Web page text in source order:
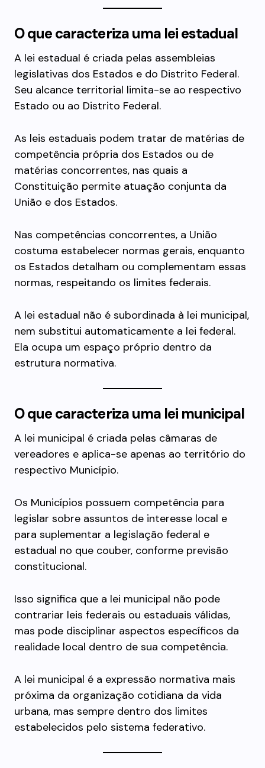
O que caracteriza uma lei estadual
A lei estadual é criada pelas assembleias
legislativas dos Estados e do Distrito Federal.
Seu alcance territorial limita-se ao respectivo
Estado ou ao Distrito Federal.
As leis estaduais podem tratar de matérias de
competência própria dos Estados ou de
matérias concorrentes, nas quais a
Constituição permite atuação conjunta da
União e dos Estados.
Nas competências concorrentes, a União
costuma estabelecer normas gerais, enquanto
os Estados detalham ou complementam essas
normas, respeitando os limites federais.
A lei estadual não é subordinada à lei municipal,
nem substitui automaticamente a lei federal.
Ela ocupa um espaço próprio dentro da
estrutura normativa.
O que caracteriza uma lei municipal
A lei municipal é criada pelas câmaras de
vereadores e aplica-se apenas ao território do
respectivo Município.
Os Municípios possuem competência para
legislar sobre assuntos de interesse local e
para suplementar a legislação federal e
estadual no que couber, conforme previsão
constitucional.
Isso significa que a lei municipal não pode
contrariar leis federais ou estaduais válidas,
mas pode disciplinar aspectos específicos da
realidade local dentro de sua competência.
A lei municipal é a expressão normativa mais
próxima da organização cotidiana da vida
urbana, mas sempre dentro dos limites
estabelecidos pelo sistema federativo.